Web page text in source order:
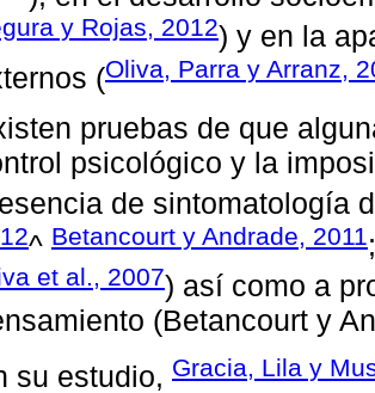
y Rojas, 2012) y en la
(Oliva, Parra y Arranz,
pruebas de que
psicológico y la
de sintomatología
^ Betancourt y Andrade, 2011
et al., 2007) así como a
(Betancourt y
su estudio, Gracia, Lila y